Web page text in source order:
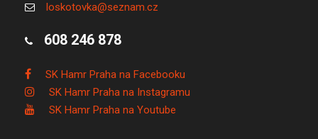
loskotovka@seznam.cz
608 246 878
SK Hamr Praha na Facebooku
SK Hamr Praha na Instagramu
SK Hamr Praha na Youtube